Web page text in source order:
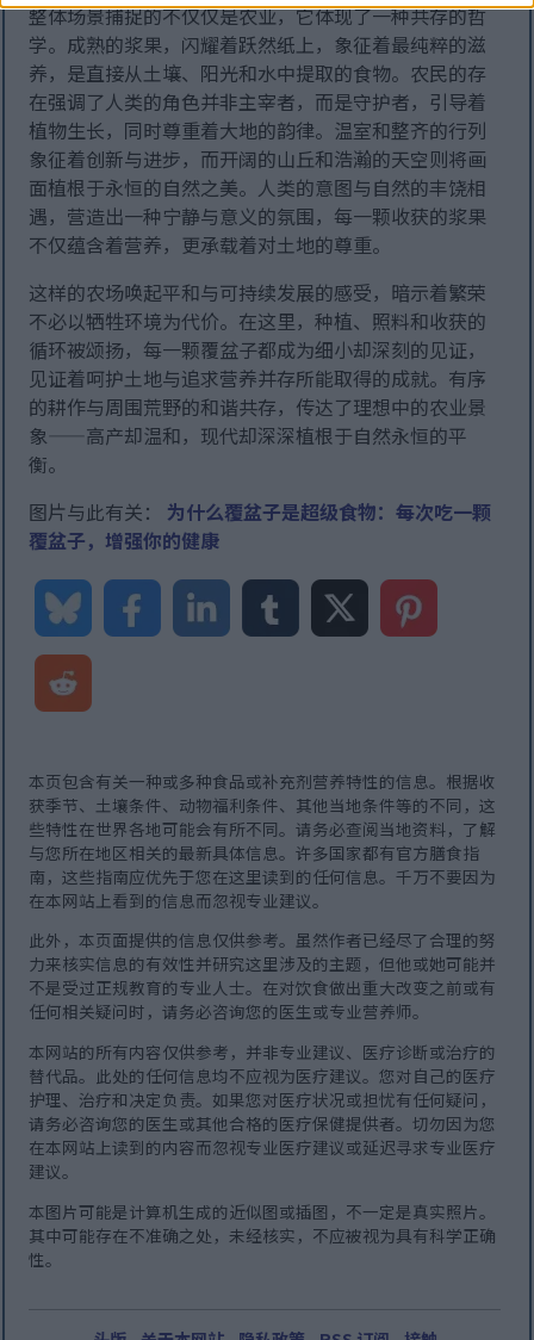
整体场景捕捉的不仅仅是农业，它体现了一种共存的哲
学。成熟的浆果，闪耀着跃然纸上，象征着最纯粹的滋
养，是直接从土壤、阳光和水中提取的食物。农民的存
在强调了人类的角色并非主宰者，而是守护者，引导着
植物生长，同时尊重着大地的韵律。温室和整齐的行列
象征着创新与进步，而开阔的山丘和浩瀚的天空则将画
面植根于永恒的自然之美。人类的意图与自然的丰饶相
遇，营造出一种宁静与意义的氛围，每一颗收获的浆果
不仅蕴含着营养，更承载着对土地的尊重。
这样的农场唤起平和与可持续发展的感受，暗示着繁荣
不必以牺牲环境为代价。在这里，种植、照料和收获的
循环被颂扬，每一颗覆盆子都成为细小却深刻的见证，
见证着呵护土地与追求营养并存所能取得的成就。有序
的耕作与周围荒野的和谐共存，传达了理想中的农业景
象——高产却温和，现代却深深植根于自然永恒的平
衡。
图片与此有关： 为什么覆盆子是超级食物：每次吃一颗
覆盆子，增强你的健康
本页包含有关一种或多种食品或补充剂营养特性的信息。根据收
获季节、土壤条件、动物福利条件、其他当地条件等的不同，这
些特性在世界各地可能会有所不同。请务必查阅当地资料，了解
与您所在地区相关的最新具体信息。许多国家都有官方膳食指
南，这些指南应优先于您在这里读到的任何信息。千万不要因为
在本网站上看到的信息而忽视专业建议。
此外，本页面提供的信息仅供参考。虽然作者已经尽了合理的努
力来核实信息的有效性并研究这里涉及的主题，但他或她可能并
不是受过正规教育的专业人士。在对饮食做出重大改变之前或有
任何相关疑问时，请务必咨询您的医生或专业营养师。
本网站的所有内容仅供参考，并非专业建议、医疗诊断或治疗的
替代品。此处的任何信息均不应视为医疗建议。您对自己的医疗
护理、治疗和决定负责。如果您对医疗状况或担忧有任何疑问，
请务必咨询您的医生或其他合格的医疗保健提供者。切勿因为您
在本网站上读到的内容而忽视专业医疗建议或延迟寻求专业医疗
建议。
本图片可能是计算机生成的近似图或插图，不一定是真实照片。
其中可能存在不准确之处，未经核实，不应被视为具有科学正确
性。